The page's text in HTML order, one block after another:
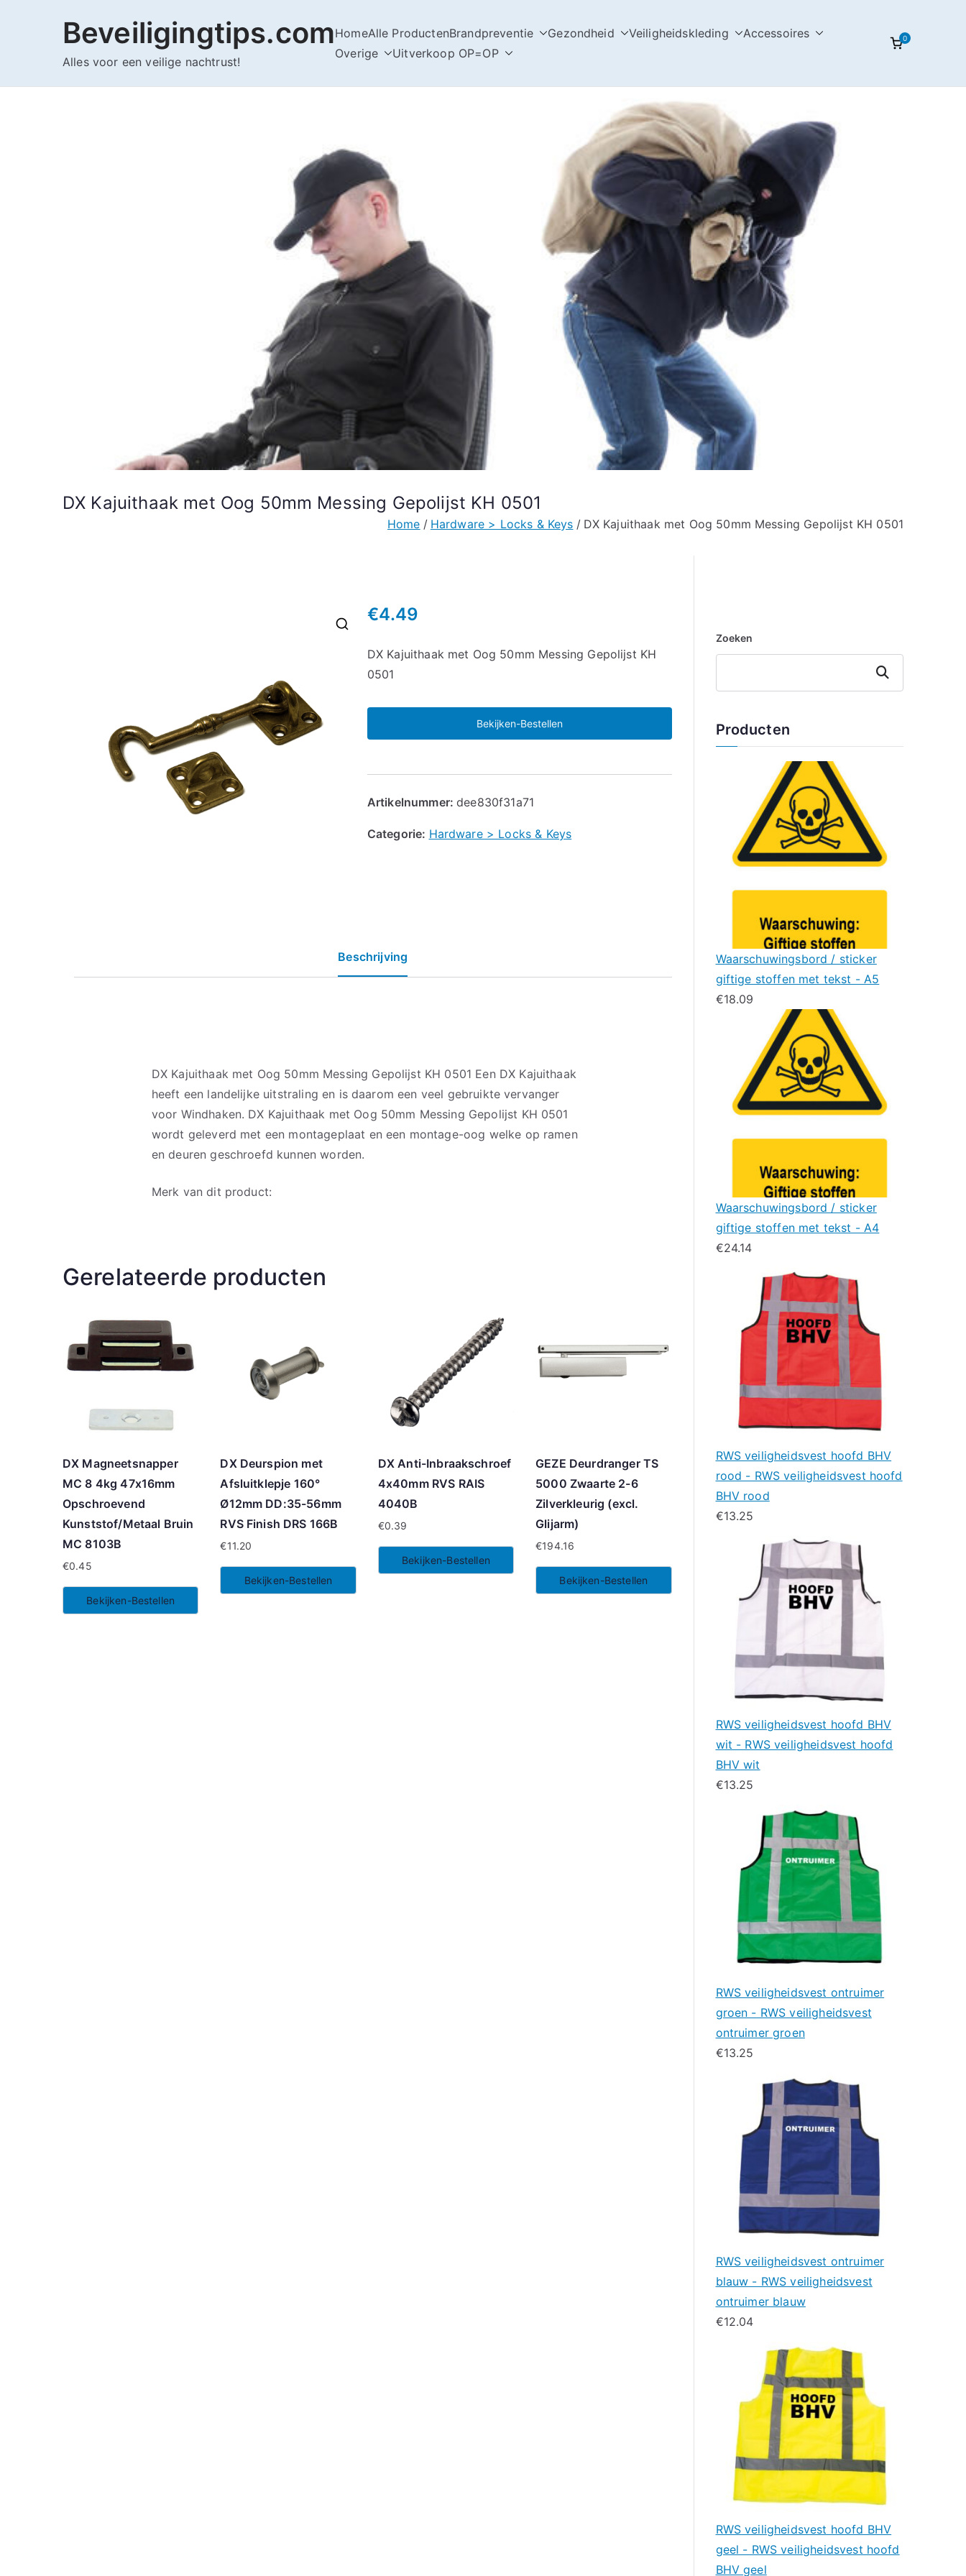
Beveiligingtips.com
Alles voor een veilige nachtrust!
HomeAlle ProductenBrandpreventie Gezondheid Veiligheidskleding
Accessoires
Overige
Uitverkoop OP=OP
0
DX Kajuithaak met Oog 50mm Messing Gepolijst KH 0501
Home Hardware > Locks & Keys DX Kajuithaak met Oog 50mm Messing Gepolijst KH 0501
€4.49
DX Kajuithaak met Oog 50mm Messing Gepolijst KH
0501
Bekijken-Bestellen
Artikelnummer:dee830f31a71
Categorie: Hardware > Locks & Keys
Beschrijving
DX Kajuithaak met Oog 50mm Messing Gepolijst KH 0501 Een DX Kajuithaak
heeft een landelijke uitstraling en is daarom een veel gebruikte vervanger
voor Windhaken. DX Kajuithaak met Oog 50mm Messing Gepolijst KH 0501
wordt geleverd met een montageplaat en een montage-oog welke op ramen
en deuren geschroefd kunnen worden.
Merk van dit product:
Gerelateerde producten
DX Magneetsnapper
MC 8 4kg 47x16mm
Opschroevend
Kunststof/Metaal Bruin
MC 8103B
€0.45
Bekijken-Bestellen
DX Deurspion met
Afsluitklepje 160°
Ø12mm DD:35-56mm
RVS Finish DRS 166B
€11.20
Bekijken-Bestellen
DX Anti-Inbraakschroef
4x40mm RVS RAIS
4040B
€0.39
Bekijken-Bestellen
GEZE Deurdranger TS
5000 Zwaarte 2-6
Zilverkleurig (excl.
Glijarm)
€194.16
Bekijken-Bestellen
Zoeken
Zoeken
Producten
Waarschuwingsbord / sticker
giftige stoffen met tekst - A5
€18.09
Waarschuwingsbord / sticker
giftige stoffen met tekst - A4
€24.14
RWS veiligheidsvest hoofd BHV
rood - RWS veiligheidsvest hoofd
BHV rood
€13.25
RWS veiligheidsvest hoofd BHV
wit - RWS veiligheidsvest hoofd
BHV wit
€13.25
RWS veiligheidsvest ontruimer
groen - RWS veiligheidsvest
ontruimer groen
€13.25
RWS veiligheidsvest ontruimer
blauw - RWS veiligheidsvest
ontruimer blauw
€12.04
RWS veiligheidsvest hoofd BHV
geel - RWS veiligheidsvest hoofd
BHV geel